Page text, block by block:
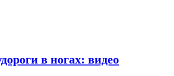
в ногах: видео